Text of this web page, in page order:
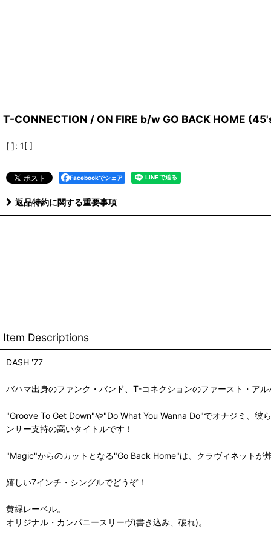
T-CONNECTION / ON FIRE b/w GO BACK HOME
[ ]: 1[ ]
Facebookでシェア
返品特約に関する重要事項
Item Descriptions
DASH '77
バハマ出身のファンク・バンド、T-コネクションのファースト・ア
"Groove To Get Down"や"Do What You Wanna Do"でオナジミ、彼
ンサー支持の高いタイトルです！
"Magic"からのカットとなる"Go Back Home"は、クラヴィネットが
嬉しい7インチ・シングルでどうぞ！
黄緑レーベル。
オリジナル・カンパニースリーヴ(書き込み、破れ)。